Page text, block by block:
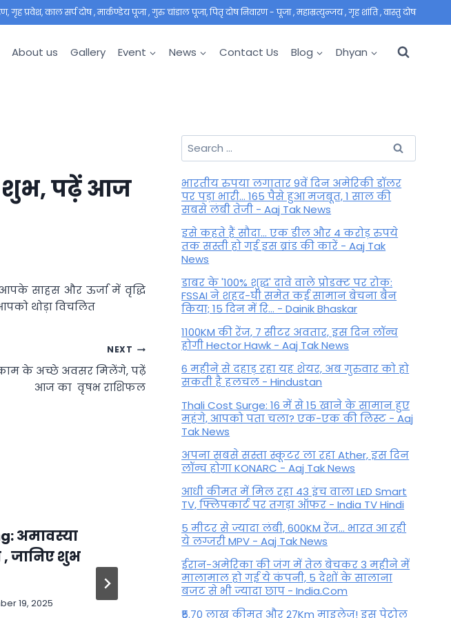
गृह प्रवेश, काल सर्प दोष , मार्कण्डेय पूजा , गुरु चांडाल पूजा, पितृ दोष निवारण - पूजा , महाम्रत्युन्जय , गृह शांति , वास्तु दोष
About us Gallery Event News Contact Us Blog Dhyan
शुभ, पढ़ें आज
साहस और ऊर्जा में वृद्धि
थोड़ा विचलित
NEXT
काम के अच्छे अवसर मिलेंगे, पढ़ें
आज का वृषभ राशिफल
अमावस्या
, जानिए शुभ
19, 2025
Vastu Tips For Home: वास्तु का
ये छोटा-सा उपाय छूमंतर कर देगा
गृहक्लेश, लौटा आएगी सुख-शांति
और खुशियां
Search
for:
भारतीय रुपया लगातार 9वें दिन अमेरिकी डॉलर
पर पड़ा भारी... 165 पैसे हुआ मजबूत, 1 साल की
सबसे लंबी तेजी - Aaj Tak News
इसे कहते हैं सौदा... एक डील और 4 करोड़ रुपये
तक सस्ती हो गई इस ब्रांड की कारें - Aaj Tak
News
डाबर के '100% शुद्ध' दावे वाले प्रोडक्ट पर रोक:
FSSAI ने शहद-घी समेत कई सामान बेचना बैन
किया; 15 दिन में रि... - Dainik Bhaskar
1100KM की रेंज, 7 सीटर अवतार, इस दिन लॉन्च
होगी Hector Hawk - Aaj Tak News
6 महीने से दहाड़ रहा यह शेयर, अब गुरुवार को हो
सकती है हलचल - Hindustan
Thali Cost Surge: 16 में से 15 खाने के सामान हुए
महंगे, आपको पता चला? एक-एक की लिस्ट - Aaj
Tak News
अपना सबसे सस्ता स्कूटर ला रहा Ather, इस दिन
लॉन्च होगा KONARC - Aaj Tak News
आधी कीमत में मिल रहा 43 इंच वाला LED Smart
TV, फ्लिपकार्ट पर तगड़ा ऑफर - India TV Hindi
5 मीटर से ज्यादा लंबी, 600KM रेंज... भारत आ रही
ये लग्जरी MPV - Aaj Tak News
ईरान-अमेरिका की जंग में तेल बेचकर 3 महीने में
मालामाल हो गई ये कंपनी, 5 देशों के सालाना
बजट से भी ज्यादा छाप - India.Com
₹5.70 लाख कीमत और 27Km माइलेज! इस पेट्रोल